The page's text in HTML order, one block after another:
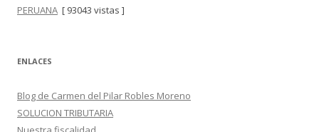
PERUANA [ 93043 vistas ]
ENLACES
Blog de Carmen del Pilar Robles Moreno
SOLUCION TRIBUTARIA